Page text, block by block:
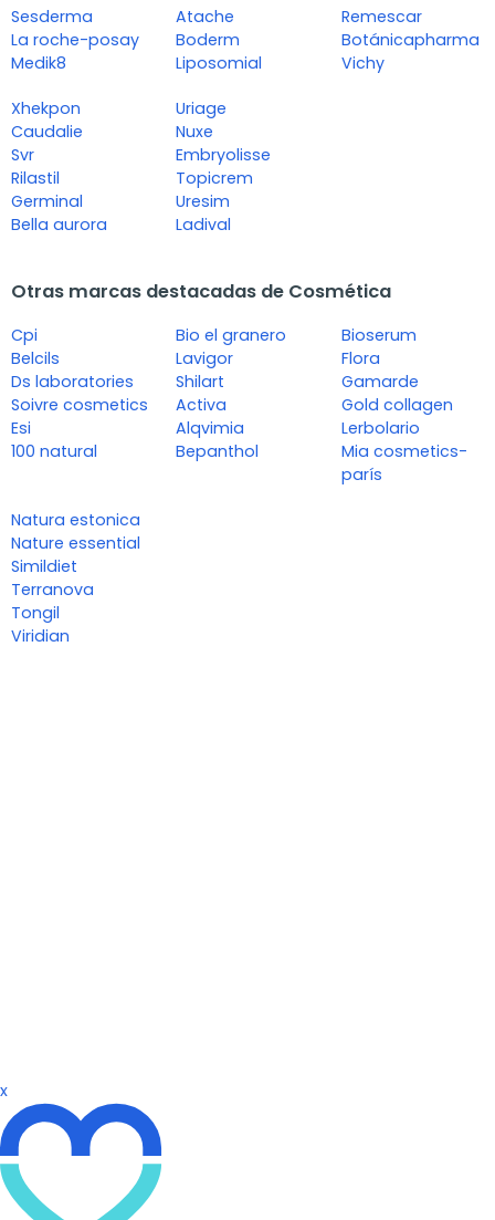
Sesderma
La roche-posay
Medik8
Atache
Boderm
Liposomial
Remescar
Botánicapharma
Vichy
Xhekpon
Caudalie
Svr
Rilastil
Germinal
Bella aurora
Uriage
Nuxe
Embryolisse
Topicrem
Uresim
Ladival
Otras marcas destacadas de Cosmética
Cpi
Belcils
Ds laboratories
Soivre cosmetics
Esi
100 natural
Bio el granero
Lavigor
Shilart
Activa
Alqvimia
Bepanthol
Bioserum
Flora
Gamarde
Gold collagen
Lerbolario
Mia cosmetics-
parís
Natura estonica
Nature essential
Simildiet
Terranova
Tongil
Viridian
x